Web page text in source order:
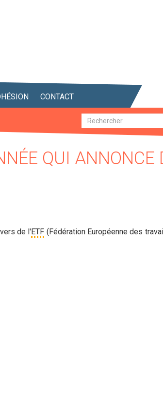
CONTACT
Recherche
QUI ANNONCE
de l'ETF (Fédération Européenne des